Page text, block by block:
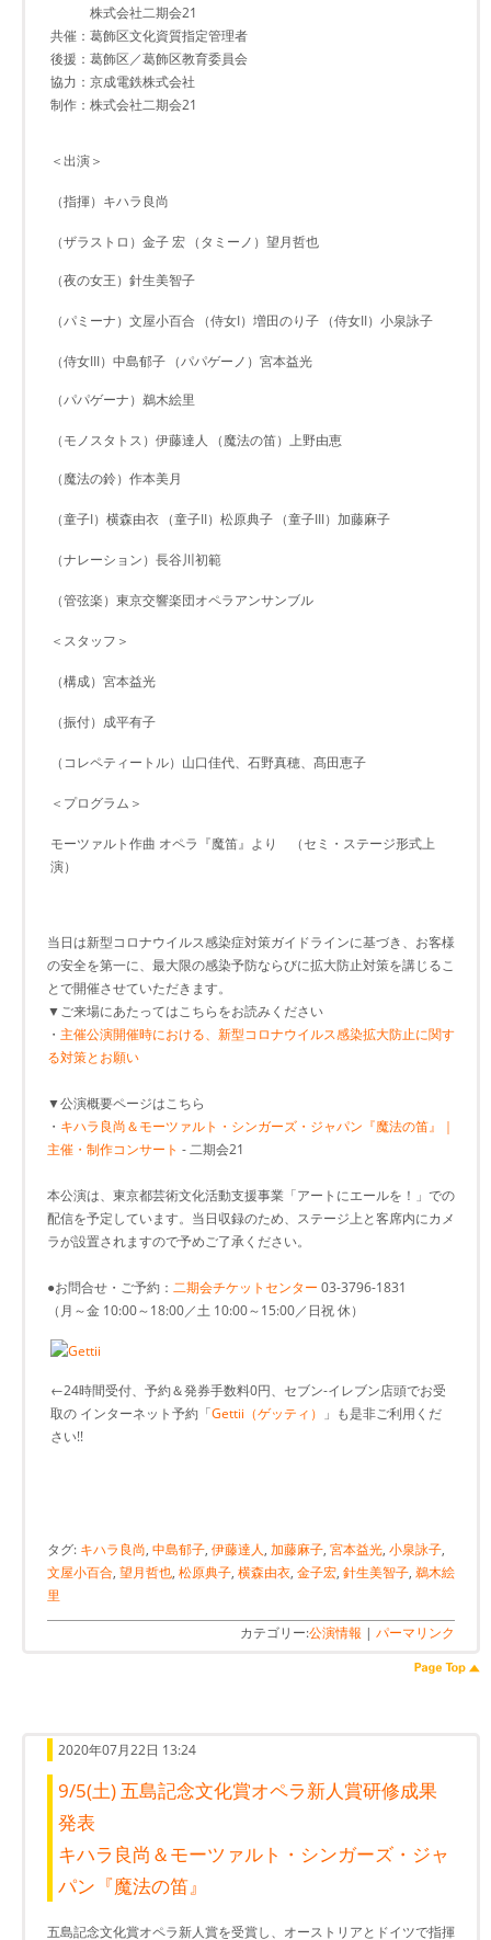
株式会社二期会21
共催：葛飾区文化資質指定管理者
後援：葛飾区／葛飾区教育委員会
協力：京成電鉄株式会社
制作：株式会社二期会21
＜出演＞
（指揮）キハラ良尚
（ザラストロ）金子 宏 （タミーノ）望月哲也
（夜の女王）針生美智子
（パミーナ）文屋小百合 （侍女I）増田のり子 （侍女II）小泉詠子
（侍女III）中島郁子 （パパゲーノ）宮本益光
（パパゲーナ）鵜木絵里
（モノスタトス）伊藤達人 （魔法の笛）上野由恵
（魔法の鈴）作本美月
（童子I）横森由衣 （童子II）松原典子 （童子III）加藤麻子
（ナレーション）長谷川初範
（管弦楽）東京交響楽団オペラアンサンブル
＜スタッフ＞
（構成）宮本益光
（振付）成平有子
（コレペティートル）山口佳代、石野真穂、髙田恵子
＜プログラム＞
モーツァルト作曲 オペラ『魔笛』より （セミ・ステージ形式上
演）
当日は新型コロナウイルス感染症対策ガイドラインに基づき、お客様
の安全を第一に、最大限の感染予防ならびに拡大防止対策を講じるこ
とで開催させていただきます。
▼ご来場にあたってはこちらをお読みください
・ 主催公演開催時における、新型コロナウイルス感染拡大防止に関す
る対策とお願い
▼公演概要ページはこちら
・ キハラ良尚＆モーツァルト・シンガーズ・ジャパン『魔法の笛』｜
主催・制作コンサート - 二期会21
本公演は、東京都芸術文化活動支援事業「アートにエールを！」での
配信を予定しています。当日収録のため、ステージ上と客席内にカメ
ラが設置されますので予めご了承ください。
●お問合せ・ご予約： 二期会チケットセンター 03-3796-1831
（月～金 10:00～18:00／土 10:00～15:00／日祝 休）
←24時間受付、予約＆発券手数料0円、セブン-イレブン店頭でお受
取の インターネット予約「Gettii（ゲッティ）
」も是非ご利用くだ
さい!!
タグ: キハラ良尚, 中島郁子, 伊藤達人, 加藤麻子, 宮本益光, 小泉詠子,
文屋小百合, 望月哲也, 松原典子, 横森由衣, 金子宏, 針生美智子, 鵜木絵
里
カテゴリー:公演情報 | パーマリンク
2020年07月22日 13:24
9/5(土) 五島記念文化賞オペラ新人賞研修成果
発表
キハラ良尚＆モーツァルト・シンガーズ・ジャ
パン『魔法の笛』
五島記念文化賞オペラ新人賞を受賞し、オーストリアとドイツで指揮